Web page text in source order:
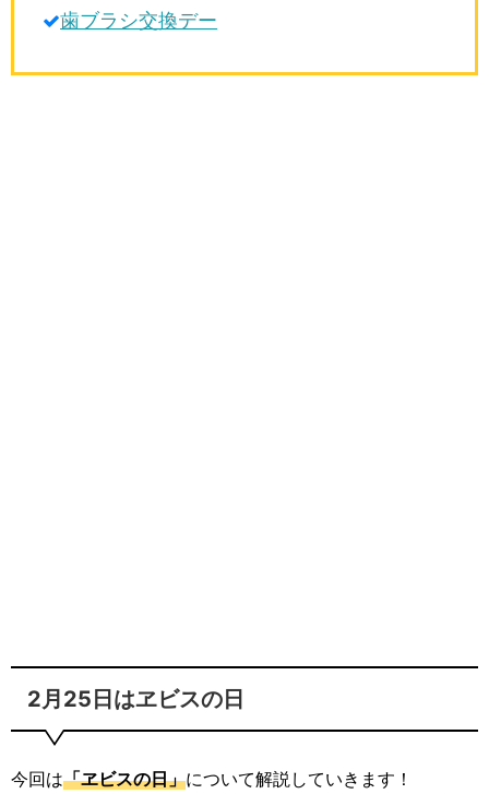
歯ブラシ交換デー
2月25日はヱビスの日
今回は「ヱビスの日」について解説していきます！